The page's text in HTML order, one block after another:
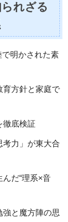
れざる
明かされた素
育方針と家庭で
徹底検証
考力」が東大合
だ“理系×音
強と魔方陣の思